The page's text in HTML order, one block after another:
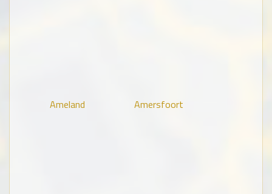
Ameland Amersfoort